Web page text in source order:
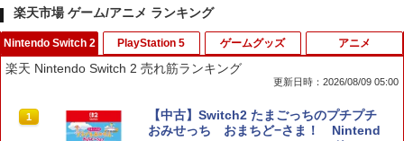
楽天市場 ゲーム/アニメ ランキング
Nintendo Switch 2
楽天 Nintendo Switch 2 売れ筋ランキング
更新日時：2026/08/09 05:00
1
【中古】Switch2 たまごっちのプチプチ
おみせっち おまちど−さま！ Nintend
PlayStation 5 ゲームグッズ アニメ